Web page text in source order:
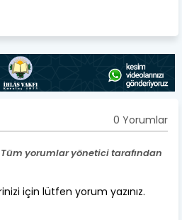
0 Yorumlar
yorumlar yönetici tarafından
için lütfen yorum yazınız.